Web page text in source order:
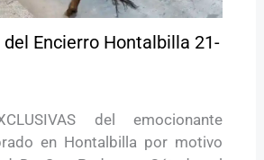
del Encierro Hontalbilla 21-
del emocionante
en Hontalbilla por motivo